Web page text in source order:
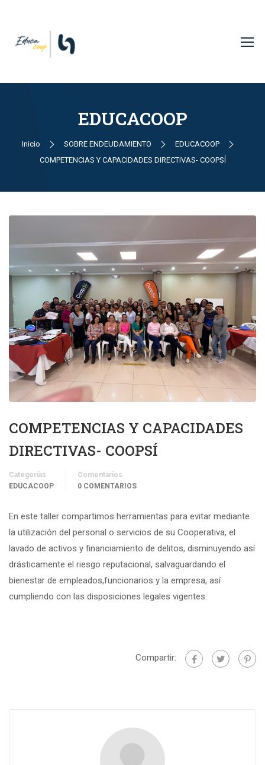
EDUCACOOP
Inicio SOBRE ENDEUDAMIENTO
EDUCACOOP
COMPETENCIAS Y CAPACIDADES DIRECTIVAS- COOPSÍ
COMPETENCIAS Y CAPACIDADES
DIRECTIVAS- COOPSÍ
Categorías
EDUCACOOP
Comentarios
0 COMENTARIOS
En este taller compartimos herramientas para evitar mediante
la utilización del personal o servicios de su Cooperativa, el
lavado de activos y financiamiento de delitos, disminuyendo así
drásticamente el riesgo reputacional, salvaguardando el
bienestar de empleados,funcionarios y la empresa, así
cumpliendo con las disposiciones legales vigentes.
Compartir: